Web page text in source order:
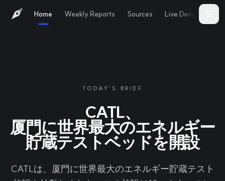
Home Weekly Reports Sources Live Demo
TODAY'S BRIEF
CATL、
厦門に世界最大のエネルギー
貯蔵テストベッドを開設
CATLは、厦門に世界最大のエネルギー貯蔵テスト